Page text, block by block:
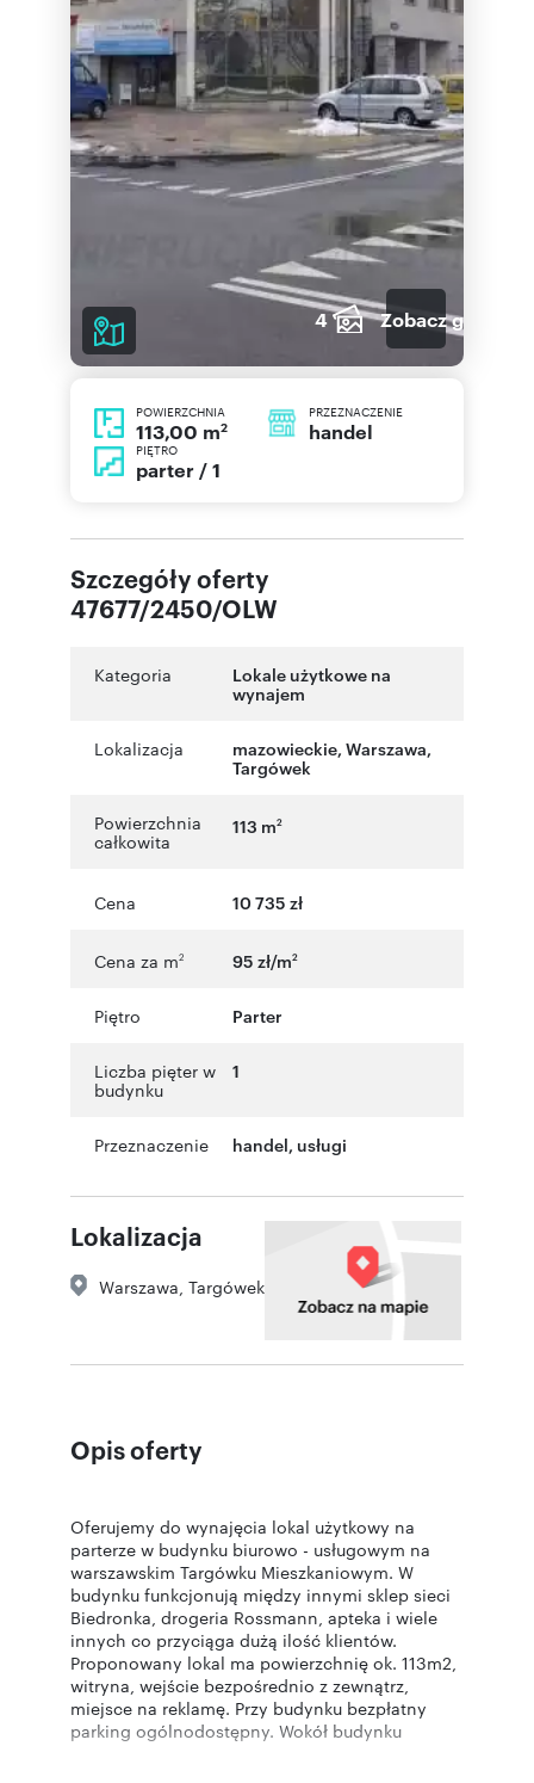
4 Zobacz galerię
POWIERZCHNIA
113,00 m2
PRZEZNACZENIE
handel
PIĘTRO
parter / 1
Szczegóły oferty
47677/2450/OLW
Kategoria
Lokale użytkowe na
wynajem
Lokalizacja mazowieckie, Warszawa,
Targówek
Powierzchnia
całkowita
113 m2
Cena 10 735 zł
Cena za m2 95 zł/m2
Piętro Parter
Liczba pięter w
budynku
1
Przeznaczenie handel, usługi
Lokalizacja
Warszawa Targówek
Opis oferty
Oferujemy do wynajęcia lokal użytkowy na
parterze w budynku biurowo - usługowym na
warszawskim Targówku Mieszkaniowym. W
budynku funkcjonują między innymi sklep sieci
Biedronka, drogeria Rossmann, apteka i wiele
innych co przyciąga dużą ilość klientów.
Proponowany lokal ma powierzchnię ok. 113m2,
witryna, wejście bezpośrednio z zewnątrz,
miejsce na reklamę. Przy budynku bezpłatny
parking ogólnodostępny. Wokół budynku